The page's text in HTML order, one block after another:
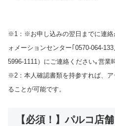
※1：※お申し込みの翌日までに連絡
ォメーションセンター｢0570-064-
5996-1111）にご連絡ください｡営業
※2：本人確認書類を持参すれば、
ることが可能です。
【必須！】パルコ店